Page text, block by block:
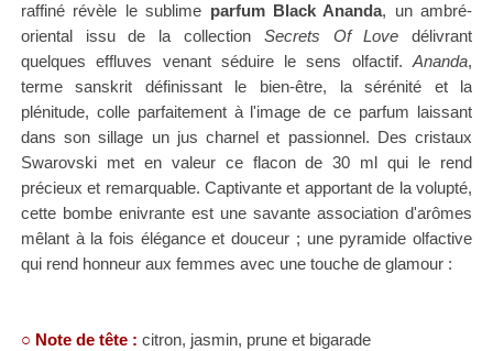
raffiné révèle le sublime parfum Black Ananda, un ambré-
oriental issu de la collection Secrets Of Lovedélivrant
quelques effluves venant séduire le sens olfactif.Ananda,
terme sanskrit définissant le bien-être, la sérénité et la
plénitude, colle parfaitement à l'image de ce parfum laissant
dans son sillage un jus charnel et passionnel. Des cristaux
Swarovski met en valeur ce flacon de 30 ml qui le rend
précieux et remarquable.Captivante et apportant de la volupté,
cette bombe enivrante est une savante association d'arômes
mêlant à la fois élégance et douceur ; une pyramide olfactive
qui rend honneur aux femmes avec une touche de glamour :
○ Note de tête : citron, jasmin, prune et bigarade